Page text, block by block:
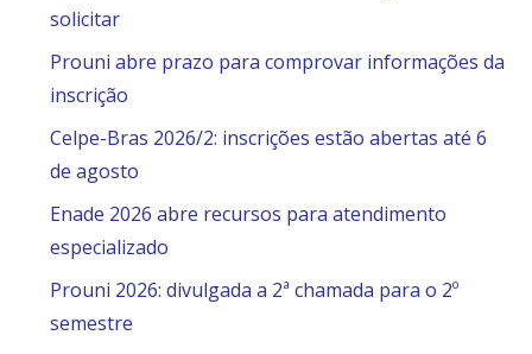
solicitar
Prouni abre prazo para comprovar informações da
inscrição
Celpe-Bras 2026/2: inscrições estão abertas até 6
de agosto
Enade 2026 abre recursos para atendimento
especializado
Prouni 2026: divulgada a 2ª chamada para o 2º
semestre